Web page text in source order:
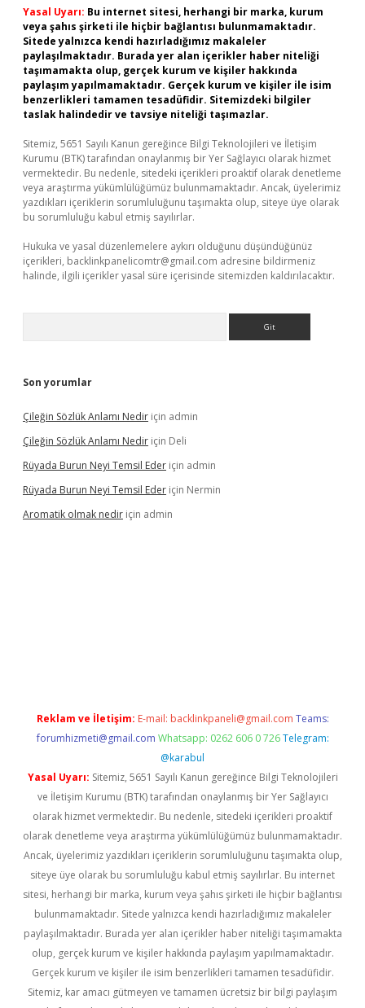
Yasal Uyarı: Bu internet sitesi, herhangi bir marka, kurum
veya şahıs şirketi ile hiçbir bağlantısı bulunmamaktadır.
Sitede yalnızca kendi hazırladığımız makaleler
paylaşılmaktadır. Burada yer alan içerikler haber niteliği
taşımamakta olup, gerçek kurum ve kişiler hakkında
paylaşım yapılmamaktadır. Gerçek kurum ve kişiler ile isim
benzerlikleri tamamen tesadüfidir. Sitemizdeki bilgiler
taslak halindedir ve tavsiye niteliği taşımazlar.
Sitemiz, 5651 Sayılı Kanun gereğince Bilgi Teknolojileri ve İletişim
Kurumu (BTK) tarafından onaylanmış bir Yer Sağlayıcı olarak hizmet
vermektedir. Bu nedenle, sitedeki içerikleri proaktif olarak denetleme
veya araştırma yükümlülüğümüz bulunmamaktadır. Ancak, üyelerimiz
yazdıkları içeriklerin sorumluluğunu taşımakta olup, siteye üye olarak
bu sorumluluğu kabul etmiş sayılırlar.
Hukuka ve yasal düzenlemelere aykırı olduğunu düşündüğünüz
içerikleri, backlinkpanelicomtr@gmail.com adresine bildirmeniz
halinde, ilgili içerikler yasal süre içerisinde sitemizden kaldırılacaktır.
Son yorumlar
Çileğin Sözlük Anlamı Nedir için admin
Çileğin Sözlük Anlamı Nedir için Deli
Rüyada Burun Neyi Temsil Eder için admin
Rüyada Burun Neyi Temsil Eder için Nermin
Aromatik olmak nedir için admin
Reklam ve İletişim: E-mail: backlinkpaneli@gmail.com Teams:
forumhizmeti@gmail.com Whatsapp: 0262 606 0 726 Telegram:
@karabul
Yasal Uyarı: Sitemiz, 5651 Sayılı Kanun gereğince Bilgi Teknolojileri
ve İletişim Kurumu (BTK) tarafından onaylanmış bir Yer Sağlayıcı
olarak hizmet vermektedir. Bu nedenle, sitedeki içerikleri proaktif
olarak denetleme veya araştırma yükümlülüğümüz bulunmamaktadır.
Ancak, üyelerimiz yazdıkları içeriklerin sorumluluğunu taşımakta olup,
siteye üye olarak bu sorumluluğu kabul etmiş sayılırlar. Bu internet
sitesi, herhangi bir marka, kurum veya şahıs şirketi ile hiçbir bağlantısı
bulunmamaktadır. Sitede yalnızca kendi hazırladığımız makaleler
paylaşılmaktadır. Burada yer alan içerikler haber niteliği taşımamakta
olup, gerçek kurum ve kişiler hakkında paylaşım yapılmamaktadır.
Gerçek kurum ve kişiler ile isim benzerlikleri tamamen tesadüfidir.
Sitemiz, kar amacı gütmeyen ve tamamen ücretsiz bir bilgi paylaşım